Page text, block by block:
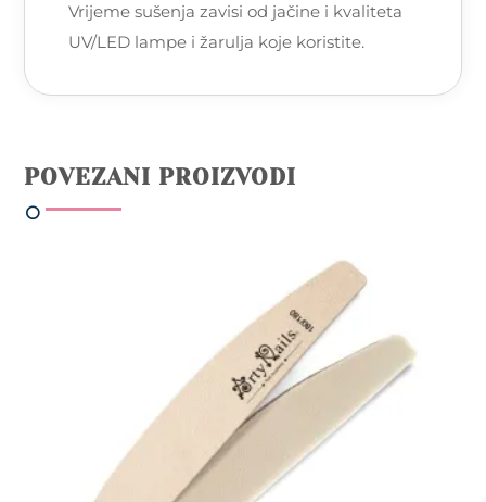
Vrijeme sušenja zavisi od jačine i kvaliteta
UV/LED lampe i žarulja koje koristite.
POVEZANI PROIZVODI